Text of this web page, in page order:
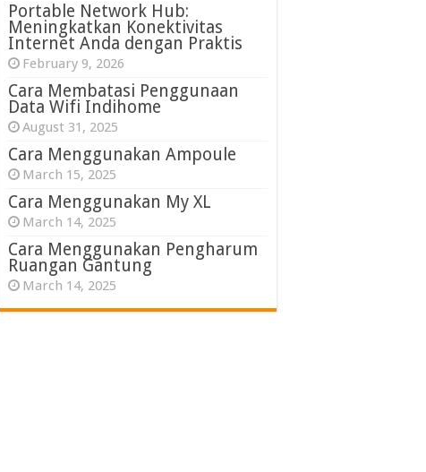
Portable Network Hub:
Meningkatkan Konektivitas
Internet Anda dengan Praktis
February 9, 2026
Cara Membatasi Penggunaan
Data Wifi Indihome
August 31, 2025
Cara Menggunakan Ampoule
March 15, 2025
Cara Menggunakan My XL
March 14, 2025
Cara Menggunakan Pengharum
Ruangan Gantung
March 14, 2025